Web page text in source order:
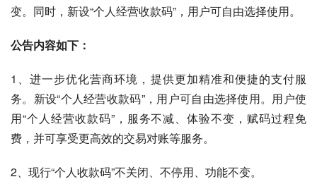
变。同时，新设“个人经营收款码”，用户可自由选择使用。
公告内容如下：
1、进一步优化营商环境，提供更加精准和便捷的支付服
务。新设“个人经营收款码”，用户可自由选择使用。用户使
用“个人经营收款码”，服务不减、体验不变，赋码过程免
费，并可享受更高效的交易对账等服务。
2、现行“个人收款码”不关闭、不停用、功能不变。